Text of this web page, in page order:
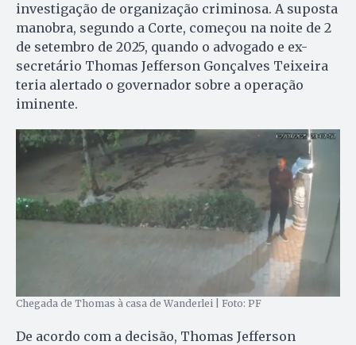
investigação de organização criminosa. A suposta
manobra, segundo a Corte, começou na noite de 2
de setembro de 2025, quando o advogado e ex-
secretário Thomas Jefferson Gonçalves Teixeira
teria alertado o governador sobre a operação
iminente.
Chegada de Thomas à casa de Wanderlei | Foto: PF
De acordo com a decisão, Thomas Jefferson